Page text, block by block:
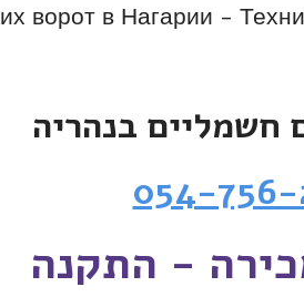
ворот в Нагарии -
חשמליים בנהריה
054-756-
- התקנה